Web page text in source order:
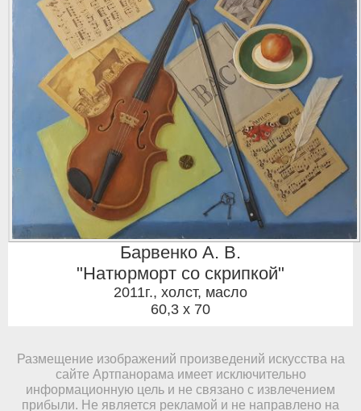
Барвенко А. В.
"Натюрморт со скрипкой"
2011г., холст, масло
60,3 x 70
Размещение изображений произведений искусства на
сайте Артпанорама имеет исключительно
информационную цель и не связано с извлечением
прибыли. Не является рекламой и не направлено на